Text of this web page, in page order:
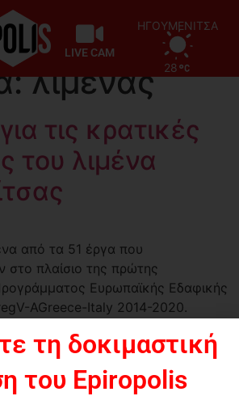
LIVE CAM
ΗΓΟΥΜΕΝΙΤΣΑ
28
λιμένας
τις κρατικές
του λιμένα
από τα 51 έργα που
στο πλαίσιο της πρώτης
Ευρωπαϊκής Εδαφικής
AGreece-Italy 2014-2020.
τη δοκιμαστική
του Epiropolis